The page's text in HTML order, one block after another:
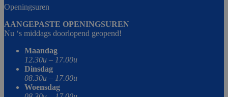
Openingsuren
AANGEPASTE OPENINGSUREN
Nu ‘s middags doorlopend geopend!
Maandag
12.30u – 17.00u
Dinsdag
08.30u – 17.00u
Woensdag